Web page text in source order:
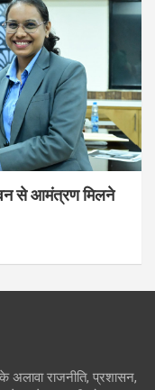
से आमंत्रण मिलने
अलावा राजनीति, प्रशासन,